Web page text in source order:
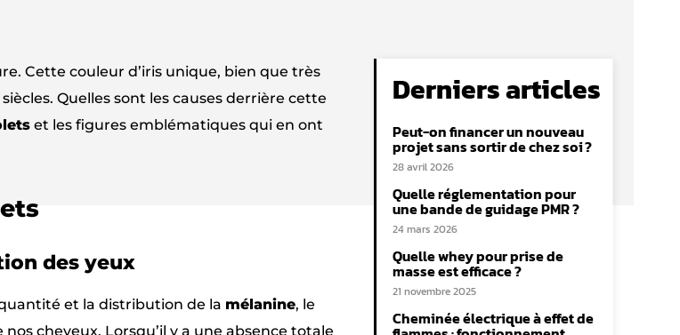
Cette couleur d’iris unique, bien que très
Quelles sont les causes derrière cette
et les figures emblématiques qui en ont
des yeux
et la distribution de la mélanine, le
cheveux. Lorsqu’il y a une absence totale
Derniers articles
Peut-on financer un nouveau
projet sans sortir de chez soi ?
28 avril 2026
Quelle réglementation pour
une bande de guidage PMR ?
24 mars 2026
Quelle whey pour prise de
masse est efficace ?
21 novembre 2025
Cheminée électrique à effet de